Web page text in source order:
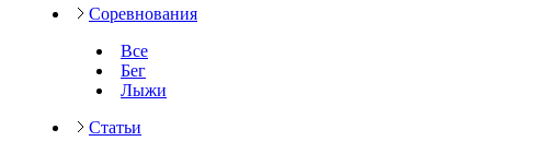
Соревнования
Все
Бег
Лыжи
Статьи